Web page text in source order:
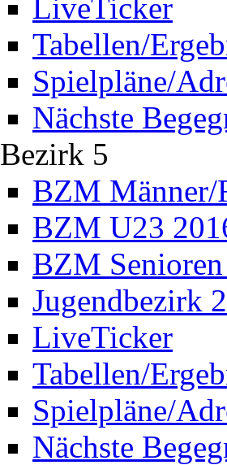
LiveTicker
Tabellen/
Spielpläne/
Nächste
Bezirk 5
BZM Männer/
BZM U23
BZM
Jugendbezirk
LiveTicker
Tabellen/
Spielpläne/
Nächste